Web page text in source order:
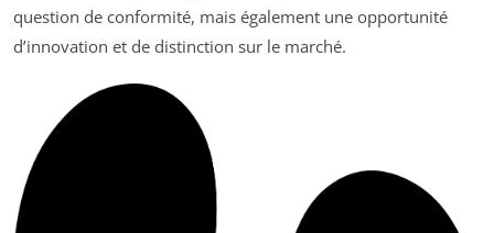
question de conformité, mais également une opportunité
d’innovation et de distinction sur le marché.